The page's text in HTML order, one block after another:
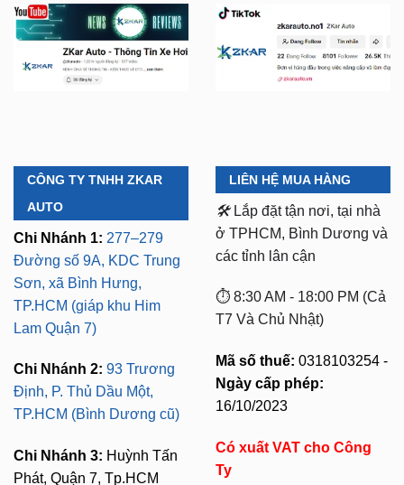
CÔNG TY TNHH ZKAR
AUTO
Chi Nhánh 1: 277–279
Đường số 9A, KDC Trung
Sơn, xã Bình Hưng,
TP.HCM (giáp khu Him
Lam Quận 7)
Chi Nhánh 2: 93 Trương
Định, P. Thủ Dầu Một,
TP.HCM (Bình Dương cũ)
Chi Nhánh 3: Huỳnh Tấn
Phát, Quận 7, Tp.HCM
LIÊN HỆ MUA HÀNG
🛠️ Lắp đặt tận nơi, tại nhà
ở TPHCM, Bình Dương và
các tỉnh lân cận
⏱️ 8:30 AM - 18:00 PM (Cả
T7 Và Chủ Nhật)
Mã số thuế: 0318103254 -
Ngày cấp phép:
16/10/2023
Có xuất VAT cho Công
Ty